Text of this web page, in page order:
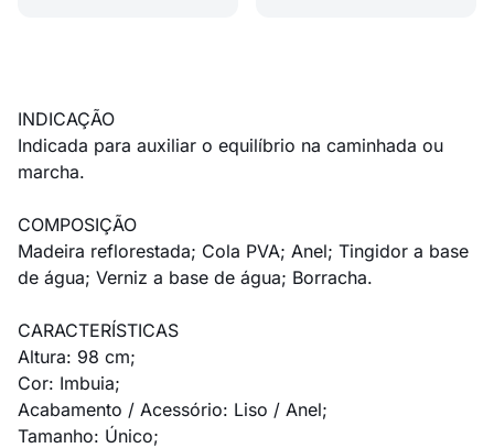
INDICAÇÃO
Indicada para auxiliar o equilíbrio na caminhada ou
marcha.
COMPOSIÇÃO
Madeira reflorestada; Cola PVA; Anel; Tingidor a base
de água; Verniz a base de água; Borracha.
CARACTERÍSTICAS
Altura: 98 cm;
Cor: Imbuia;
Acabamento / Acessório: Liso / Anel;
Tamanho: Único;